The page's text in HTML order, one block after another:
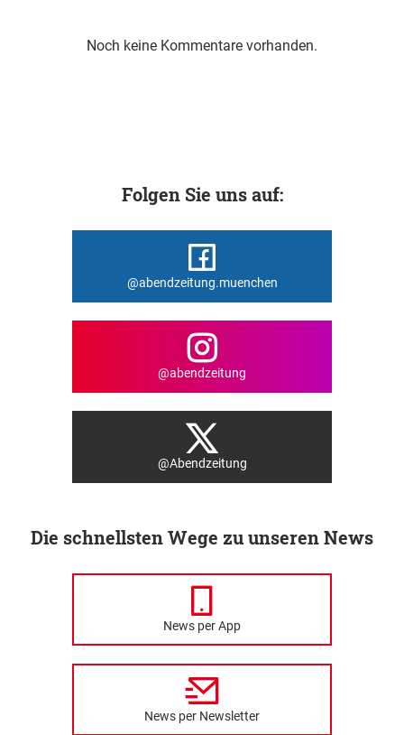
Noch keine Kommentare vorhanden.
Folgen Sie uns auf:
@abendzeitung.muenchen
@abendzeitung
@Abendzeitung
Die schnellsten Wege zu unseren News
News per App
News per Newsletter